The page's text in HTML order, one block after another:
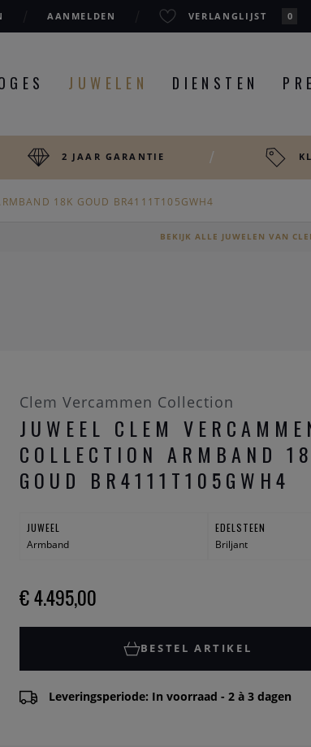
AANMELDEN VERLANGLIJST 0
JUWELEN DIENSTEN
2 JAAR GARANTIE
18K GOUD BR4111T105GWH4
BEKIJK ALLE JUWELEN VAN
Clem Vercammen Collection
JUWEEL CLEM
COLLECTION ARMBAND
GOUD BR4111T105GWH4
JUWEEL
Armband
EDELSTEEN
Briljant
€ 4.495,00
BESTEL ARTIKEL
Leveringsperiode: In voorraad - 2 à 3 dagen